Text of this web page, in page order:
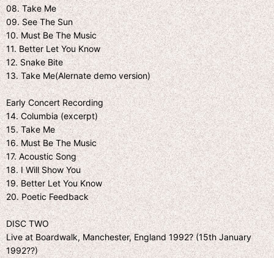
08. Take Me
09. See The Sun
10. Must Be The Music
11. Better Let You Know
12. Snake Bite
13. Take Me(Alernate demo version)
Early Concert Recording
14. Columbia (excerpt)
15. Take Me
16. Must Be The Music
17. Acoustic Song
18. I Will Show You
19. Better Let You Know
20. Poetic Feedback
DISC TWO
Live at Boardwalk, Manchester, England 1992? (15th January
1992??)